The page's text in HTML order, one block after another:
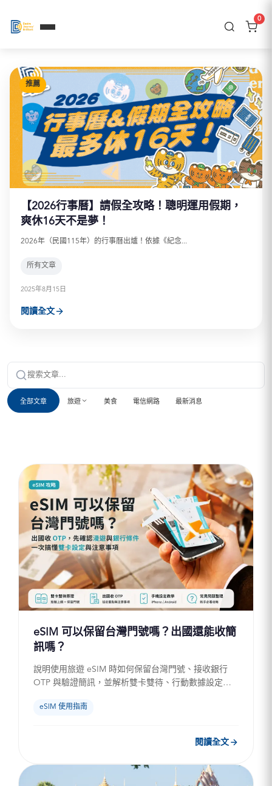
0
推薦
【2026行事曆】請假全攻略！聰明運用假期，
爽休16天不是夢！
2026年（民國115年）的行事曆出爐！依據《紀念...
所有文章
2025年8月15日
閱讀全文
全部文章 旅遊 美食 電信網路 最新消息
eSIM 可以保留台灣門號嗎？出國還能收簡
訊嗎？
說明使用旅遊 eSIM 時如何保留台灣門號、接收銀行
OTP 與驗證簡訊，並解析雙卡雙待、行動數據設定及
與漫遊設...
eSIM 使用指南
閱讀全文